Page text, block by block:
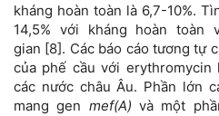
kháng hoàn toàn là 6,7-10%.
14,5% với kháng hoàn toàn
gian [8]. Các báo cáo tương tự
của phế cầu với
các nước châu Âu. Phần lớn
mang gen mef(A) và một